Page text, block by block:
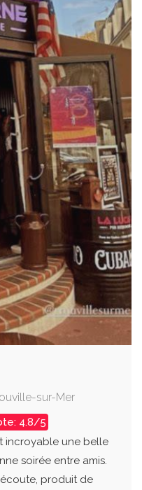
sur-Mer
4.8/5
incroyable une belle
soirée entre amis.
produit de